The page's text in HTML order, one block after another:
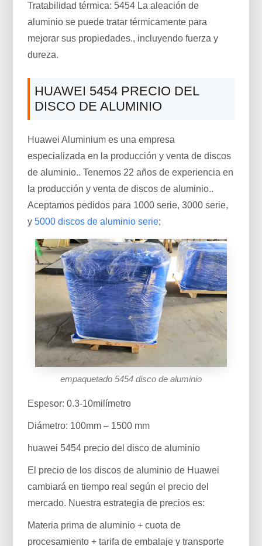
Tratabilidad térmica: 5454 La aleación de
aluminio se puede tratar térmicamente para
mejorar sus propiedades., incluyendo fuerza y ​​
dureza.
HUAWEI 5454 PRECIO DEL
DISCO DE ALUMINIO
Huawei Aluminium es una empresa
especializada en la producción y venta de discos
de aluminio.. Tenemos 22 años de experiencia en
la producción y venta de discos de aluminio..
Aceptamos pedidos para 1000 serie, 3000 serie,
y5000 discos de aluminio serie;
empaquetado 5454 disco de aluminio
Espesor: 0.3-10milímetro
Diámetro: 100mm – 1500 mm
huawei 5454 precio del disco de aluminio
El precio de los discos de aluminio de Huawei
cambiará en tiempo real según el precio del
mercado. Nuestra estrategia de precios es:
Materia prima de aluminio + cuota de
procesamiento + tarifa de embalaje y transporte